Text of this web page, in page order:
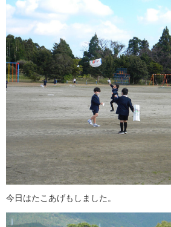
今日はたこあげもしました。